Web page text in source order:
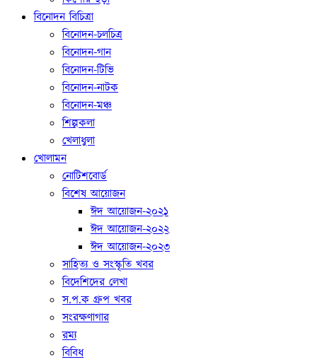
বিনোদন বিচিত্রা
বিনোদন-চলচিত্র
বিনোদন-গান
বিনোদন-টিভি
বিনোদন-নাটক
বিনোদন-মঞ্চ
শিল্পকলা
খেলাধুলা
খোলামন
নোটিশবোর্ড
বিশেষ আয়োজন
ঈদ আয়োজন-২০২১
ঈদ আয়োজন-২০২২
ঈদ আয়োজন-২০২৩
সাহিত্য ও সংস্কৃতি খবর
বিদেশিদের লেখা
স.প.ক গ্রুপ খবর
সংরক্ষণাগার
রম্য
বিবিধ